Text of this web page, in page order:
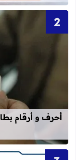
أحرف و أرقام